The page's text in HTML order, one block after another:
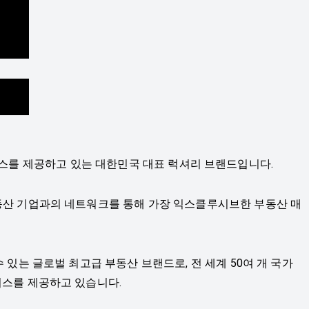
제공하고 있는 대한민국 대표 럭셔리 브랜드입니다.
기업과의 네트워크를 통해 가장 익스클루시브한 부동산 매
있는 글로벌 최고급 부동산 브랜드로, 전 세계 50여 개 국가
를 제공하고 있습니다.